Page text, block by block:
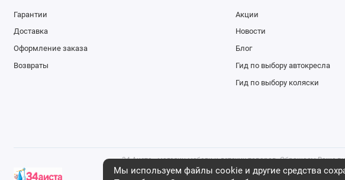
Мы используем файлы cookie и другие средства
Гарантии
Доставка
Оформление заказа
Возвраты
Акции
Новости
Блог
Гид по выбору автокресла
Гид по выбору коляски
34 Аиста - магазин мебели и детских товаров. Обращаем Ваше
что данный интернет-сайт носит исключительно
ни при каких условиях не является публичной офертой,